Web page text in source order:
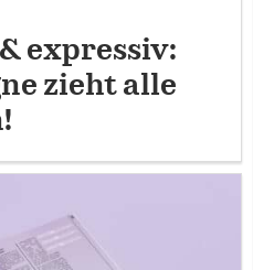
expressiv:
zieht alle